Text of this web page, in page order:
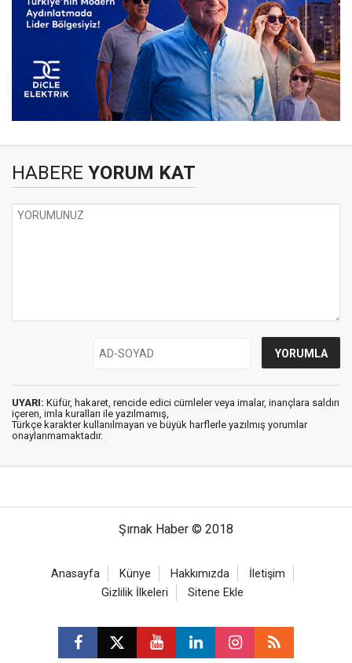
HABERE YORUM KAT
UYARI: Küfür, hakaret, rencide edici cümleler veya imalar, inançlara saldırı
içeren, imla kuralları ile yazılmamış,
Türkçe karakter kullanılmayan ve büyük harflerle yazılmış yorumlar
onaylanmamaktadır.
Şırnak Haber © 2018
Anasayfa Künye Hakkımızda
İletişim
Gizlilik İlkeleri
Sitene Ekle